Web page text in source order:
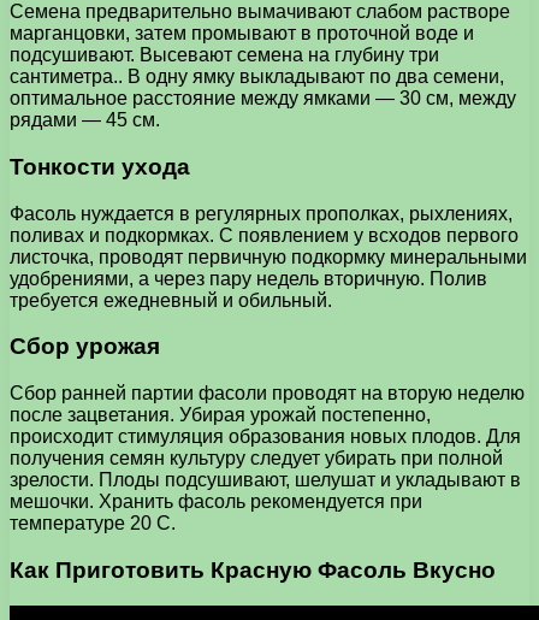
Семена предварительно вымачивают слабом растворе
марганцовки, затем промывают в проточной воде и
подсушивают. Высевают семена на глубину три
сантиметра.. В одну ямку выкладывают по два семени,
оптимальное расстояние между ямками — 30 см, между
рядами — 45 см.
Тонкости ухода
Фасоль нуждается в регулярных прополках, рыхлениях,
поливах и подкормках. С появлением у всходов первого
листочка, проводят первичную подкормку минеральными
удобрениями, а через пару недель вторичную. Полив
требуется ежедневный и обильный.
Сбор урожая
Сбор ранней партии фасоли проводят на вторую неделю
после зацветания. Убирая урожай постепенно,
происходит стимуляция образования новых плодов. Для
получения семян культуру следует убирать при полной
зрелости. Плоды подсушивают, шелушат и укладывают в
мешочки. Хранить фасоль рекомендуется при
температуре 20 С.
Как Приготовить Красную Фасоль Вкусно